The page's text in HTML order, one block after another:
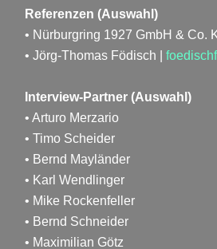
Referenzen (Auswahl)
• Nürburgring 1927 GmbH & Co.
• Jörg-Thomas Födisch |
Interview-Partner (Auswahl)
• Arturo Merzario
• Timo Scheider
• Bernd Mayländer
• Karl Wendlinger
• Mike Rockenfeller
• Bernd Schneider
• Maximilian Götz